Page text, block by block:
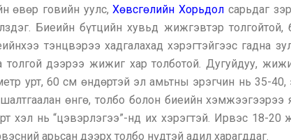
өвөр говийн уулс,Хөвсгөлийн Хорьдол сарьдаг
Биеийн бүтцийн хувьд жижгэвтэр толгойтой,
тэнцвэрээ хадгалахад хэрэгтэйгээс гадна
дээрээ жижиг хар толботой. Дугуйдуу,
урт, 60 см өндөртэй эл амьтны эрэгчин нь 35-
өнгө, толбо болон биеийн
хэл нь “цэвэрлэгээ”-нд их хэрэгтэй. Ирвэс 18-
арьсан дээрх толбо нүдтэй адил харагддаг.